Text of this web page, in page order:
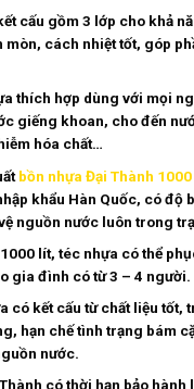
cấu gồm 3 lớp cho khả
mòn, cách nhiệt tốt, góp
thích hợp dùng với mọi
giếng khoan, cho đến
hóa chất…
bồn nhựa Đại Thành
khẩu Hàn Quốc, có độ
nguồn nước luôn trong
lít, téc nhựa có thể
gia đình có từ 3 – 4 người.
có kết cấu từ chất liệu tốt,
hạn chế tình trạng bám
nước.
có thời hạn bảo hành